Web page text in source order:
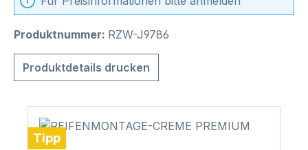
Produktnummer: RZW-J9786
Produktdetails drucken
Tipp